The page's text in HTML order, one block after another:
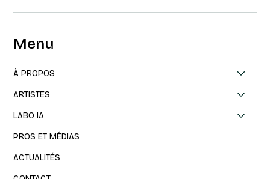
Menu
À PROPOS
ARTISTES
LABO IA
PROS ET MÉDIAS
ACTUALITÉS